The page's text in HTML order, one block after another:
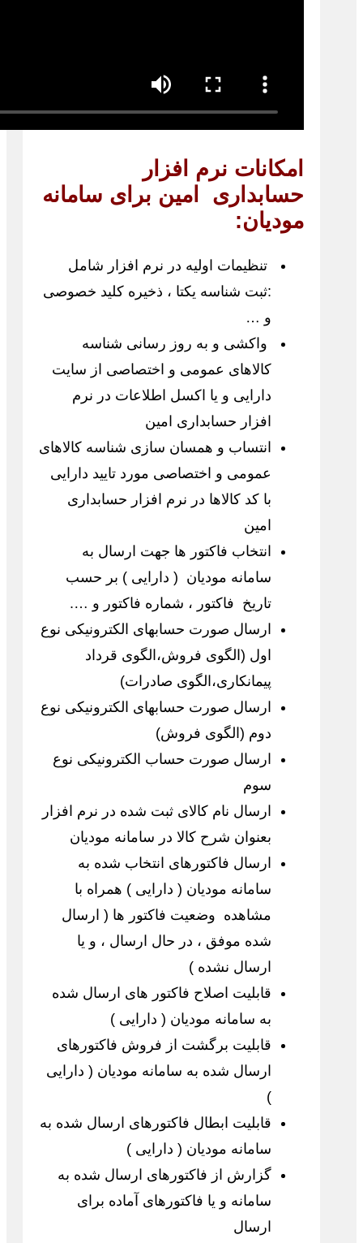
امکانات نرم افزار
حسابداری امین برای سامانه
مودیان:
تنظیمات اولیه در نرم افزار شامل
:ثبت شناسه یکتا ، ذخیره کلید خصوصی
و …
واکشی و به روز رسانی شناسه
کالاهای عمومی و اختصاصی از سایت
دارایی و یا اکسل اطلاعات در نرم
افزار حسابداری امین
انتساب و همسان سازی شناسه کالاهای
عمومی و اختصاصی مورد تایید دارایی
با کد کالاها در نرم افزار حسابداری
امین
انتخاب فاکتور ها جهت ارسال به
سامانه مودیان ( دارایی ) بر حسب
تاریخ فاکتور ، شماره فاکتور و ….
ارسال صورت حسابهای الکترونیکی نوع
اول (الگوی فروش،الگوی قرداد
پیمانکاری،الگوی صادرات)
ارسال صورت حسابهای الکترونیکی نوع
دوم (الگوی فروش)
ارسال صورت حساب الکترونیکی نوع
سوم
ارسال نام کالای ثبت شده در نرم افزار
بعنوان شرح کالا در سامانه مودیان
ارسال فاکتورهای انتخاب شده به
سامانه مودیان ( دارایی ) همراه با
مشاهده وضعیت فاکتور ها ( ارسال
شده موفق ، در حال ارسال ، و یا
ارسال نشده )
قابلیت اصلاح فاکتور های ارسال شده
به سامانه مودیان ( دارایی )
قابلیت برگشت از فروش فاکتورهای
ارسال شده به سامانه مودیان ( دارایی
)
قابلیت ابطال فاکتورهای ارسال شده به
سامانه مودیان ( دارایی )
گزارش از فاکتورهای ارسال شده به
سامانه و یا فاکتورهای آماده برای
ارسال